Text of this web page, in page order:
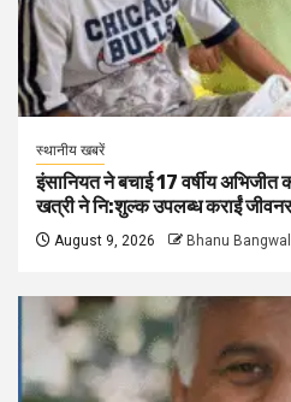
स्थानीय खबरें
इंसानियत ने बचाई 17 वर्षीय अभिजीत
खत्री ने नि:शुल्क उपलब्ध कराईं
August 9, 2026 Bhanu Bangwal